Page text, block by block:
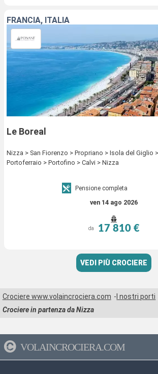
FRANCIA, ITALIA
Le Boreal
Nizza > San Fiorenzo > Propriano > Isola del Giglio
Portoferraio > Portofino > Calvi > Nizza
Pensione completa
ven 14 ago 2026
da 17 810 €
VEDI PIÙ CROCIERE
Crociere www.volaincrociera.com
I nostri porti
Crociere in partenza da Nizza
VOLAINCROCIERA.COM